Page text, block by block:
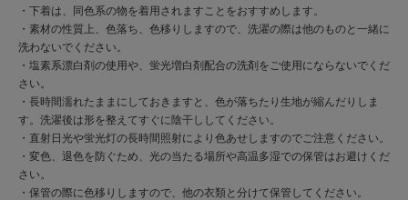
・下着は、同色系の物を着用されますことをおすすめします。
・素材の性質上、色落ち、色移りしますので、洗濯の際は他のものと一緒に
洗わないでください。
・塩素系漂白剤の使用や、蛍光増白剤配合の洗剤をご使用にならないでくだ
さい。
・長時間濡れたままにしておきますと、色が落ちたり生地が縮んだりしま
す。洗濯後は形を整えてすぐに陰干ししてください。
・直射日光や蛍光灯の長時間照射により色あせしますのでご注意ください。
・変色、退色を防ぐため、光の当たる場所や高温多湿での保管はお避けくだ
さい。
・保管の際に色移りしますので、他の衣類と分けて保管してください。